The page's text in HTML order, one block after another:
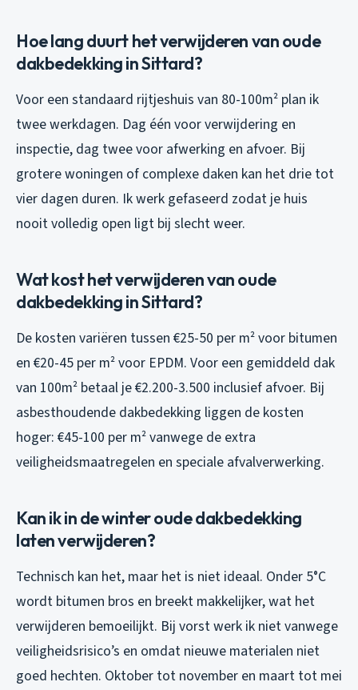
Hoe lang duurt het verwijderen van oude
dakbedekking in Sittard?
Voor een standaard rijtjeshuis van 80-100m² plan ik
twee werkdagen. Dag één voor verwijdering en
inspectie, dag twee voor afwerking en afvoer. Bij
grotere woningen of complexe daken kan het drie tot
vier dagen duren. Ik werk gefaseerd zodat je huis
nooit volledig open ligt bij slecht weer.
Wat kost het verwijderen van oude
dakbedekking in Sittard?
De kosten variëren tussen €25-50 per m² voor bitumen
en €20-45 per m² voor EPDM. Voor een gemiddeld dak
van 100m² betaal je €2.200-3.500 inclusief afvoer. Bij
asbesthoudende dakbedekking liggen de kosten
hoger: €45-100 per m² vanwege de extra
veiligheidsmaatregelen en speciale afvalverwerking.
Kan ik in de winter oude dakbedekking
laten verwijderen?
Technisch kan het, maar het is niet ideaal. Onder 5°C
wordt bitumen bros en breekt makkelijker, wat het
verwijderen bemoeilijkt. Bij vorst werk ik niet vanwege
veiligheidsrisico’s en omdat nieuwe materialen niet
goed hechten. Oktober tot november en maart tot mei